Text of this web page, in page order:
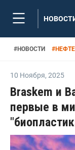
#НОВОСТИ #
10 Ноября, 2025
Braskem и
первые в